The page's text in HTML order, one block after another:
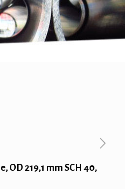
OD 219,1 mm SCH 40,